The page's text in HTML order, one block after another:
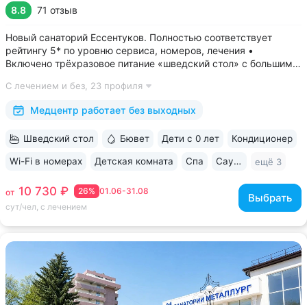
8.8 71 отзыв
Новый санаторий Ессентуков. Полностью соответствует
рейтингу 5* по уровню сервиса, номеров, лечения •
Включено трёхразовое питание «шведский стол» с большим
в Ессентуках • Центр Курортной зоны: 3 минуты
до Курортного парка и Грязелечебницы им....
С лечением и без, 23 профиля
Медцентр работает без выходных
01.06-31.08
26%
от 10 730 ₽
сут/чел, с лечением
Выбрать
Шведский стол Бювет Дети с 0 лет Кондиционер
Wi-Fi в номерах Детская комната Спа Сауна / хаммам ещё 3